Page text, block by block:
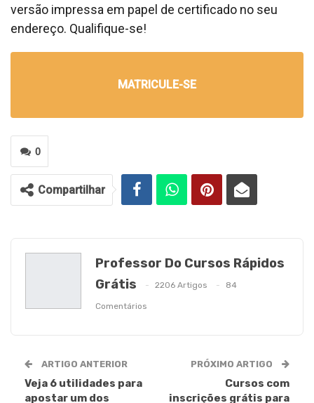
versão impressa em papel de certificado no seu
endereço. Qualifique-se!
MATRICULE-SE
0
Compartilhar
Professor Do Cursos Rápidos
Grátis
2206 Artigos 84
Comentários
ARTIGO ANTERIOR
Veja 6 utilidades para
apostar um dos
PRÓXIMO ARTIGO
Cursos com
inscrições grátis para